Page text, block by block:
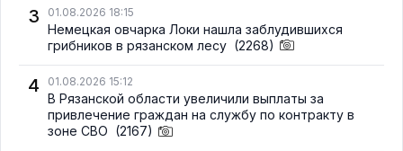
3 01.08.2026 18:15
Немецкая овчарка Локи нашла заблудившихся
грибников в рязанском лесу (2268)
4 01.08.2026 15:12
В Рязанской области увеличили выплаты за
привлечение граждан на службу по контракту в
зоне СВО (2167)